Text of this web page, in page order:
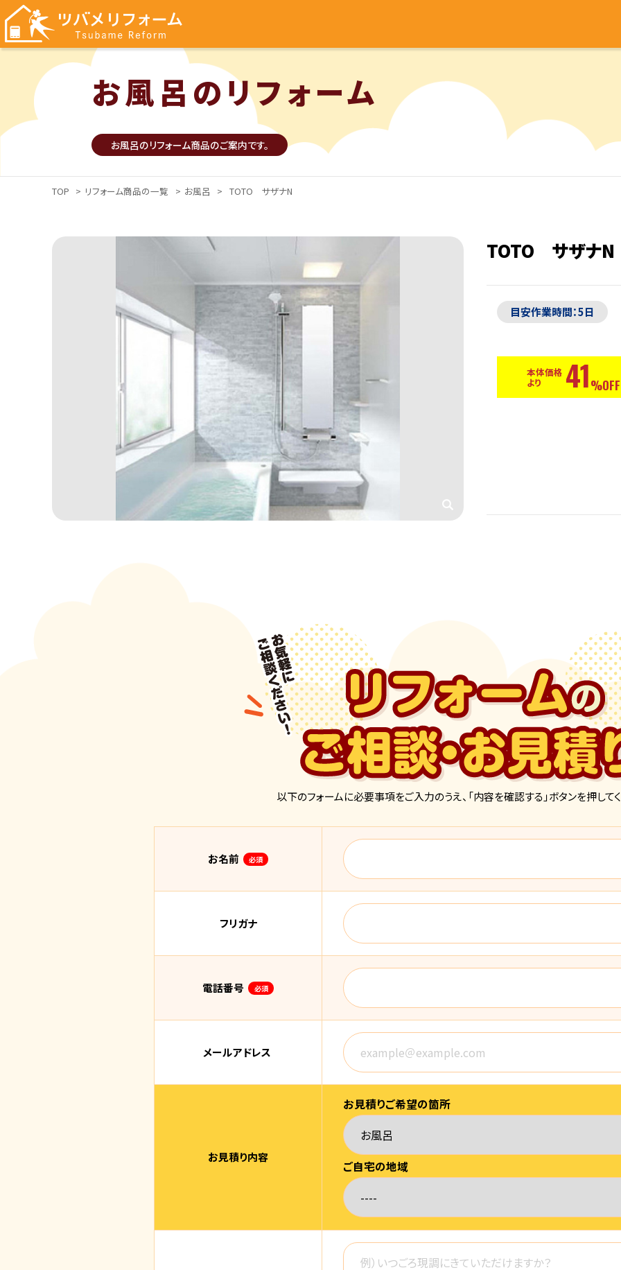
お風呂のリフォーム
お風呂のリフォーム商品のご案内です。
TOP > リフォーム商品の一覧 > お風呂 > TOTO サザナN
TOTO サザナN
目安作業時間：5日
本体価格
より 41
以下のフォームに必要事項をご入力のうえ、「内容を確認する」ボタンを押して
お名前 必須
フリガナ
電話番号 必須
メールアドレス
お見積り内容
お見積りご希望の箇所
ご自宅の地域